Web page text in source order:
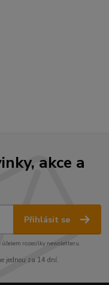
akce a
Přihlásit se
rozesílky newsletteru.
jednou za 14 dní.